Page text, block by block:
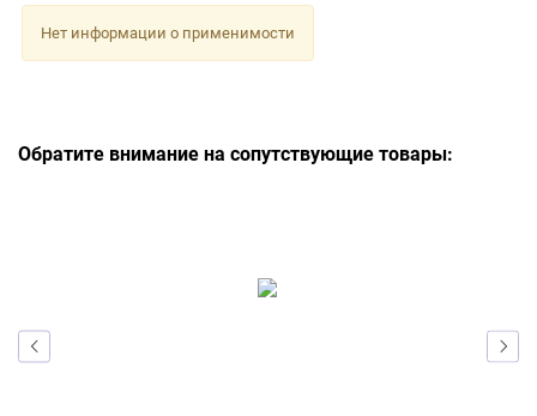
Нет информации о применимости
Обратите внимание на сопутствующие товары: